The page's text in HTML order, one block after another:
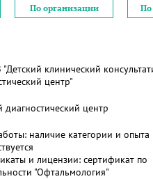
По организации По
клинический
центр"
диагностический центр
наличие категории и
и лицензии: сертификат по
"Офтальмология"